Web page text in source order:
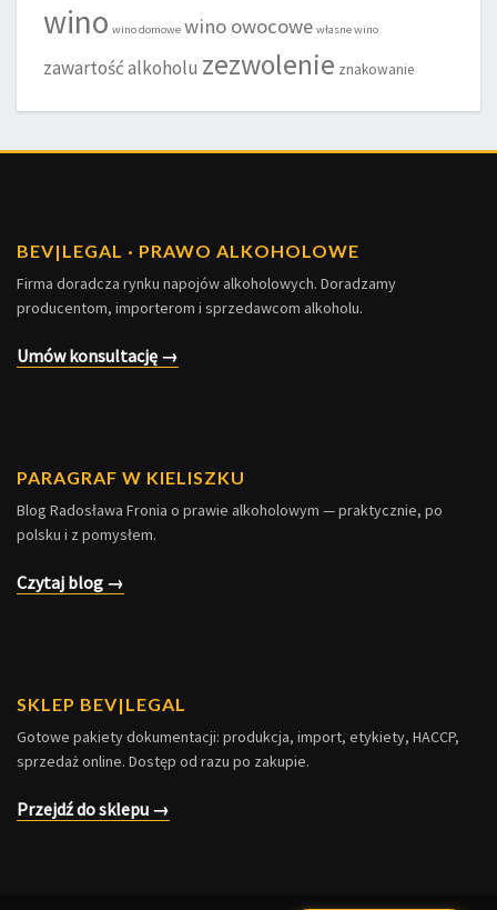
wino wino domowe wino owocowe własne wino
zawartość alkoholu zezwolenie znakowanie
BEV| LEGAL · PRAWO ALKOHOLOWE
Firma doradcza rynku napojów alkoholowych. Doradzamy
producentom, importerom i sprzedawcom alkoholu.
Umów konsultację →
PARAGRAF W KIELISZKU
Blog Radosława Fronia o prawie alkoholowym — praktycznie, po
polsku i z pomysłem.
Czytaj blog →
SKLEP BEV|LEGAL
Gotowe pakiety dokumentacji: produkcja, import, etykiety, HACCP,
sprzedaż online. Dostęp od razu po zakupie.
Przejdź do sklepu →